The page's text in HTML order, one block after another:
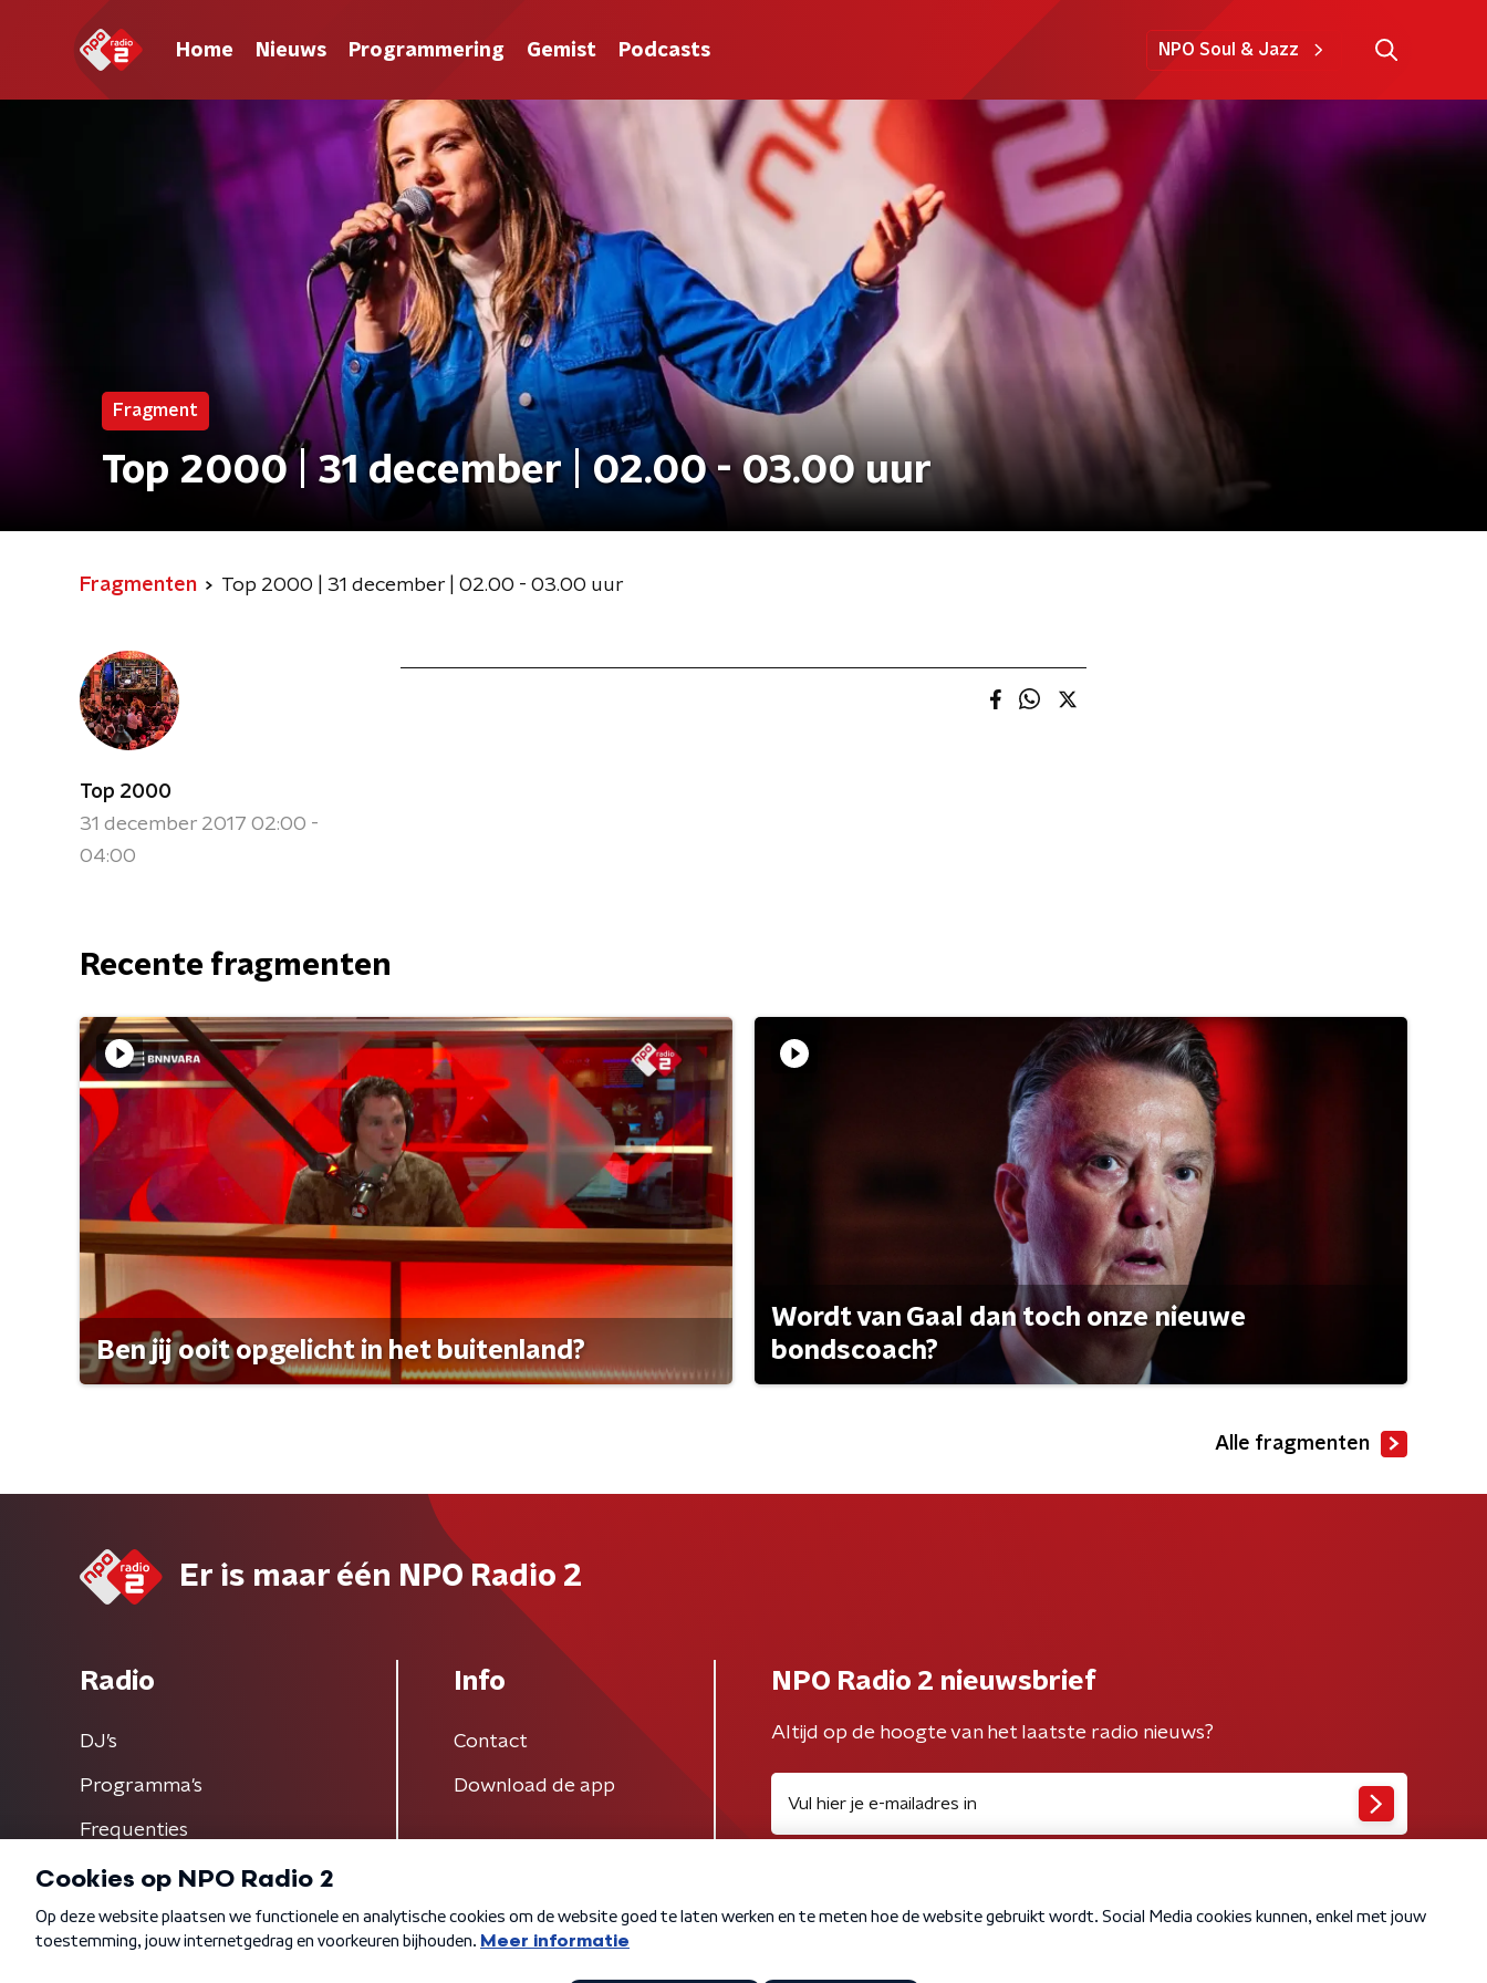
Home Nieuws Programmering Gemist Podcasts NPO Soul & Jazz
Fragment
Top 2000 | 31 december | 02.00 - 03.00 uur
Fragmenten Top 2000 | 31 december | 02.00 - 03.00 uur
Top 2000
31 december 2017 02:00 -
04:00
Recente fragmenten
Ben jij ooit opgelicht in het buitenland?
Wordt van Gaal dan toch onze nieuwe
bondscoach?
Alle fragmenten
Er is maar één NPO Radio 2
Radio
DJ’s
Programma's
Frequenties
Info
Contact
Download de app
NPO Radio 2 nieuwsbrief
Altijd op de hoogte van het laatste radio nieuws?
Algemene voorwaarden Privacybeleid